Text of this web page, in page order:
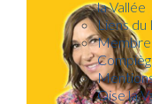
la Vallée
Liens du
Oise la